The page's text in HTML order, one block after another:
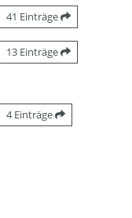
41 Einträge
13 Einträge
4 Einträge